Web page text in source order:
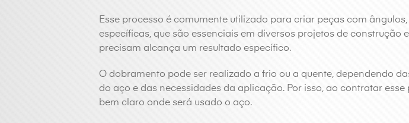
Esse processo é comumente utilizado para criar peças com
específicas, que são essenciais em diversos projetos de construção
precisam alcança um resultado específico.
O dobramento pode ser realizado a frio ou a quente, dependendo
do aço e das necessidades da aplicação. Por isso, ao contratar esse
bem claro onde será usado o aço.